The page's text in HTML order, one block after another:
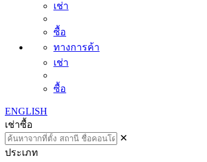
เช่า
ซื้อ
ทางการค้า
เช่า
ซื้อ
ENGLISH
เช่าซื้อ
✕
ประเภท